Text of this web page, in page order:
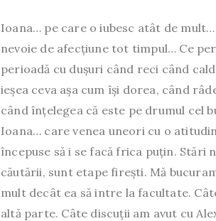
Ioana… pe care o iubesc atât de
nevoie de afecțiune tot timpul… Ce
perioadă cu dușuri când reci când
ieșea ceva așa cum își dorea, când
când înțelegea că este pe drumul cel
Ioana… care venea uneori cu o
începuse să i se facă frica puțin.
căutării, sunt etape firești. Mă
mult decât ea să intre la facultate.
altă parte. Câte discuții am avut cu